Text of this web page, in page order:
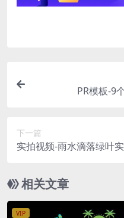
PR模板-9
下一篇
实拍视频-雨水滴落绿叶
相关文章
VIP